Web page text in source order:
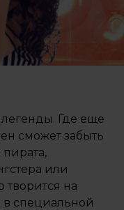
Где еще
сможет забыть
или
творится на
специальной